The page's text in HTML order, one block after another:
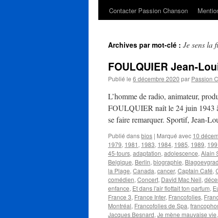
Contacter Passion Chanson
Archives par mot-clé : Je sens la
FOULQUIER Jean-
Publié le 6 décembre 2020 par Passion
L’homme de radio, animateur,
FOULQUIER naît le 24 juin 1943
se faire remarquer. Sportif, Jean-
Publié dansbios | Marqué avec 10
1979, 1981 , 1983, 1984, 1985, 1989,
45-tours, adaptation, adolescence, Alain
Belgique, Berlin, biographie, Blagoevgrad
la Plage, Canada, cancer, Captain Café,
comédien, Concert, David Mac Neil,
enfance, Et dans l'air flottait ton parfum,
France 3, France Inter, Francofolies,
Montréal, Francofolies de Spa,
Jacques Besnard, Je mène mauvaise vie,